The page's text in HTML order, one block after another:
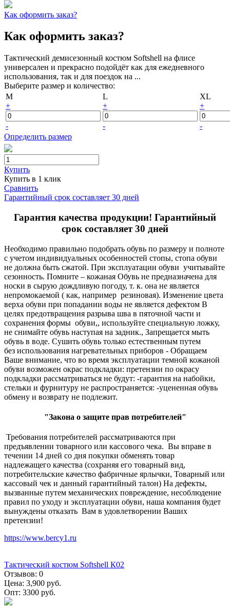
Как оформить заказ?
Как оформить заказ?
Тактический демисезонный костюм Softshell на флисе
универсален и прекрасно подойдёт как для ежедневного
использования, так и для поездок на ...
Выберите размер и количество:
M
+
-
L
+
-
XL
+
-
Определить размер
Купить
Купить в 1 клик
Сравнить
Гарантийный срок составляет 30 дней
Гарантия качества продукции! Гарантийный
срок составляет 30 дней
Необходимо правильно подобрать обувь по размеру и полноте
с учетом индивидуальных особенностей стопы, стопа обуви
не должна быть сжатой. При эксплуатации обуви учитывайте
сезонность. Помните – кожаная Обувь не предназначена для
носки в сырую дождливую погоду, т. к. она не является
непромокаемой ( как, например резиновая). Изменение цвета
верха обуви при попадании воды не является дефектом В
целях предотвращения разрыва шва в пяточной части и
сохранения формы обуви,, используйте специальную ложку,
не снимайте обувь наступая на задник., Запрещается мыть
обувь в воде. Сушить обувь только естественным путем
без использования нагревательных приборов - Обращаем
Ваше внимание, что во время эксплуатации темной кожаной
обуви возможен окрас подкладки: претензии по окрасу
подкладки рассматриваться не будут: -гарантия на набойки,
стельки и фурнитуру не распространяется: -уцененная обувь
обмену и возврату не подлежит.
"Закона о защите прав потребителей"
Требования потребителей рассматриваются при
предъявлении товарного или кассового чека. Вы вправе в
течении 14 дней со дня покупки обменять товар
надлежащего качества (сохраняя его товарный вид,
потребительские качество фабричные ярлычки, Товарный или
кассовый чек и данный гарантийный талон) На дефекты,
вызванные путем механических повреждение, несоблюдение
правил по уходу и эксплуатации обуви, наша компания будет
вынуждены отказать Вам в удовлетворении Ваших
претензии!
https://www.bercy1.ru
Тактический костюм Softshell К02
Отзывов: 0
Цена: 3,900 руб.
Опт: 3300 руб.